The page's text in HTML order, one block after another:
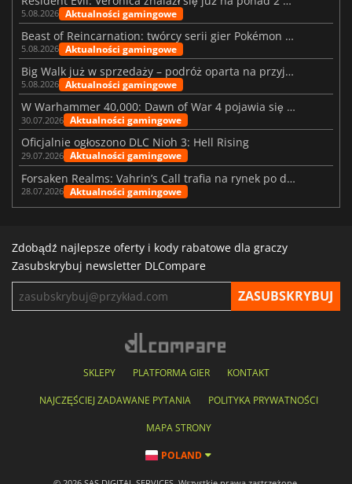
5.08.2026 Aktualności gamingowe
Beast of Reincarnation: twórcy serii gier Pokémon wkraczają na nową ścieżkę
5.08.2026 Aktualności gamingowe
Big Walk już w sprzedaży – podróż oparta na przyjaźni
5.08.2026 Aktualności gamingowe
W Warhammer 40,000: Dawn of War 4 pojawia się frakcja Nekronów
30.07.2026 Aktualności gamingowe
Oficjalnie ogłoszono DLC Nioh 3: Hell Rising
29.07.2026 Aktualności gamingowe
Forsaken Realms: Vahrin’s Call trafia na rynek po dziesięciu latach prac
28.07.2026 Aktualności gamingowe
Zdobądź najlepsze oferty i kody rabatowe dla graczy
Zasubskrybuj newsletter DLCompare
SKLEPY PLATFORMA GIER KONTAKT
NAJCZĘŚCIEJ ZADAWANE PYTANIA POLITYKA PRYWATNOŚCI
MAPA STRONY
POLAND